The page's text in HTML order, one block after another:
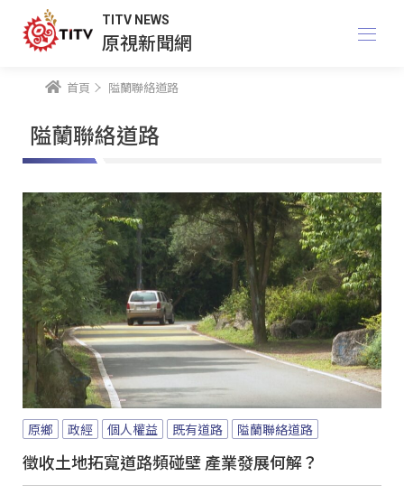
TITV NEWS
原視新聞網
首頁 隘蘭聯絡道路
隘蘭聯絡道路
原鄉 政經 個人權益 既有道路 隘蘭聯絡道路
徵收土地拓寬道路頻碰壁 產業發展何解？